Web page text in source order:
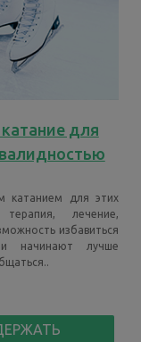
для
катанием для этих
лечение,
избавиться
начинают лучше